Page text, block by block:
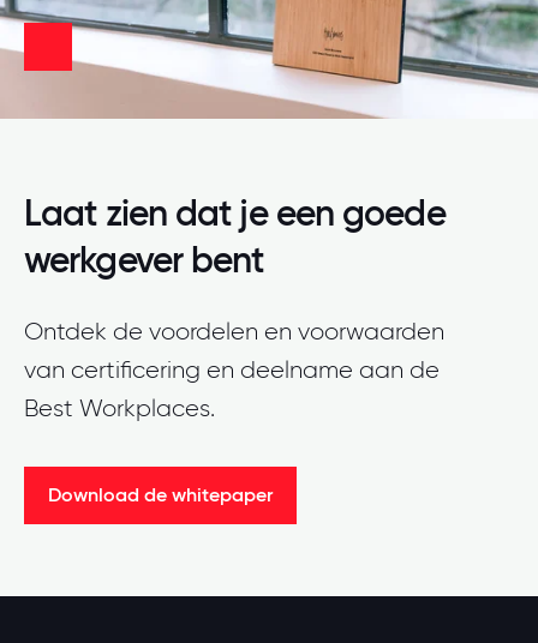
Laat zien dat je een goede
werkgever bent
Ontdek de voordelen en voorwaarden
van certificering en deelname aan de
Best Workplaces.
Download de whitepaper